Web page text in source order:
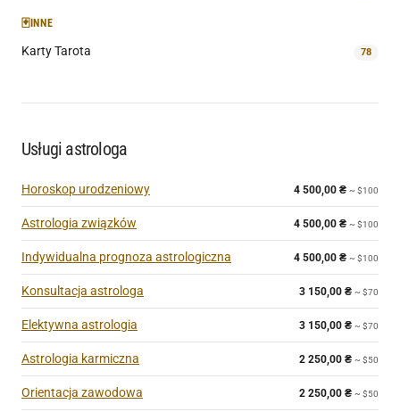
🃏INNE
Karty Tarota 78
Usługi astrologa
Horoskop urodzeniowy 4 500,00 ₴ ~ $100
Astrologia związków 4 500,00 ₴ ~ $100
Indywidualna prognoza astrologiczna 4 500,00 ₴ ~ $100
Konsultacja astrologa 3 150,00 ₴ ~ $70
Elektywna astrologia 3 150,00 ₴ ~ $70
Astrologia karmiczna 2 250,00 ₴ ~ $50
Orientacja zawodowa 2 250,00 ₴ ~ $50